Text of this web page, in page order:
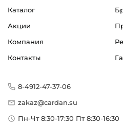
Каталог
Акции
Компания
Контакты
8-4912-47-37-06
zakaz@cardan.su
Пн-Чт 8:30-17:30 Пт 8:30-16:30